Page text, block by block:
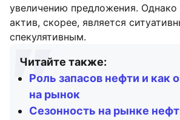
увеличению предложения. Однако
актив, скорее, является
спекулятивным.
Читайте также:
Роль запасов нефти и как
на рынок
Сезонность на рынке